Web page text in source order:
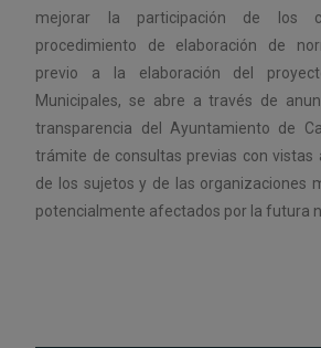
mejorar la participación de los
procedimiento de elaboración de
previo a la elaboración del
Municipales, se abre a través de
transparencia del Ayuntamiento de
trámite de consultas previas con vistas
de los sujetos y de las organizaciones
potencialmente afectados por la futura